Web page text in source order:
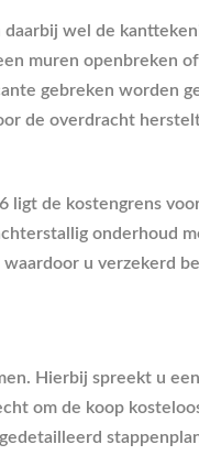
wel de
muren openbreken
gebreken worden
de overdracht
de kostengrens
onderhoud
u verzekerd
Hierbij spreekt u
om de koop